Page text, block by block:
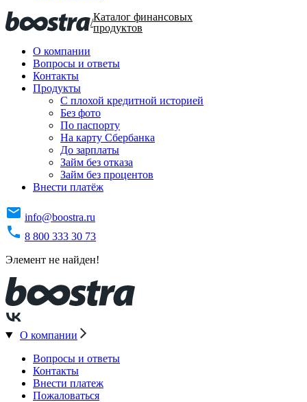
/Каталог финансовых
продуктов
О компании
Вопросы и ответы
Контакты
Продукты
C плохой кредитной историей
Без фото
По паспорту
На карту Сбербанка
До зарплаты
Займ без отказа
Займ без процентов
Внести платёж
info@boostra.ru
8 800 333 30 73
Элемент не найден!
О компании
Вопросы и ответы
Контакты
Внести платеж
Пожаловаться